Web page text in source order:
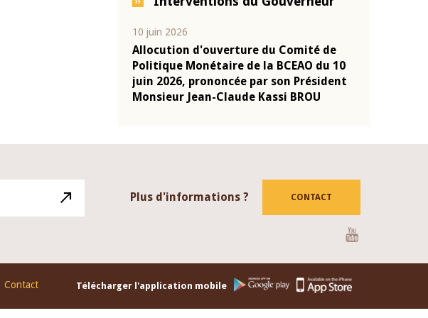
04 mars 2026
Allocution d'ouverture du Comité de
Politique Monétaire de la BCEAO du 4
mars 2026, prononcée par son Président
Monsieur Jean-Claude Kassi BROU
Plus d'informations ? CONTACT
Contact Télécharger l'application mobile